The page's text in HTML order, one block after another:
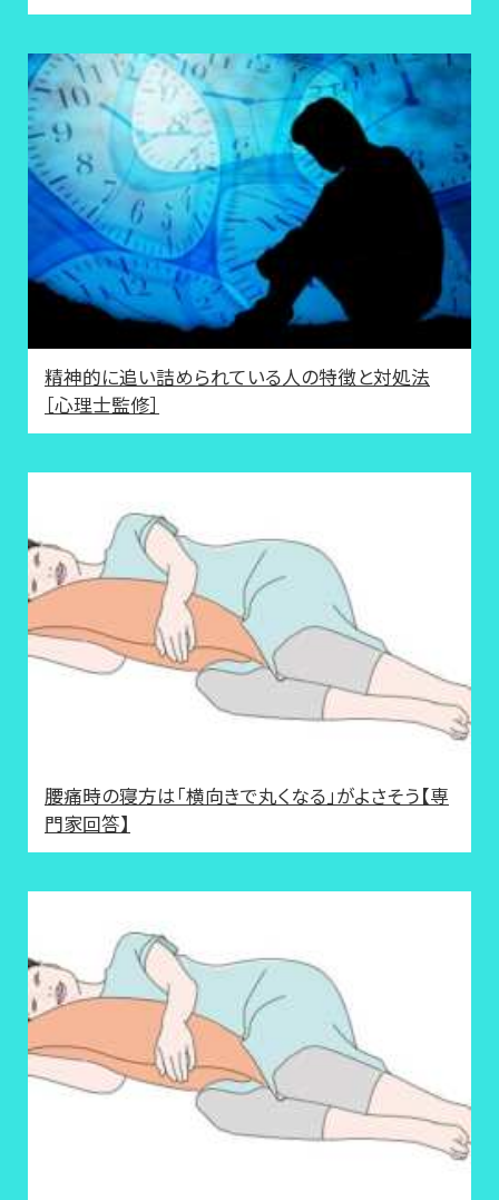
精神的に追い詰められている人の特徴と対処法
［心理士監修］
腰痛時の寝方は「横向きで丸くなる」がよさそう【専
門家回答】